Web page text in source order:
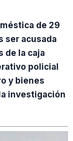
de 29
ser acusada
de la caja
policial
y bienes
investigación